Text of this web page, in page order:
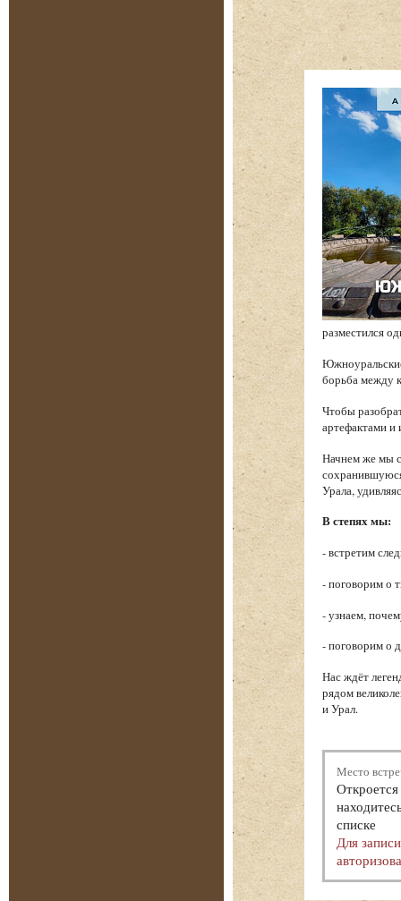
разместился
борьба между
Чтобы
артефактами и
Начнем же мы с
Урала,
В степях мы:
- встретим
- поговорим о
- узнаем,
- поговорим о
Нас ждёт
рядом
и Урал.
Место
списке
Для